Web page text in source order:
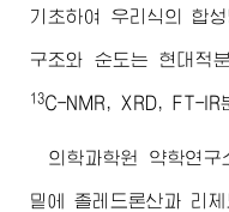
기초하여 우리식의 합
구조와 순도는 현대적
13C-NMR, XRD, FT-IR
의학과학원 약학연구
밑에 졸레드론산과 리